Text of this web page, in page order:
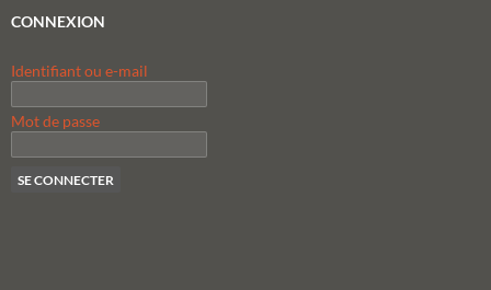
CONNEXION
Identifiant ou e-mail
Mot de passe